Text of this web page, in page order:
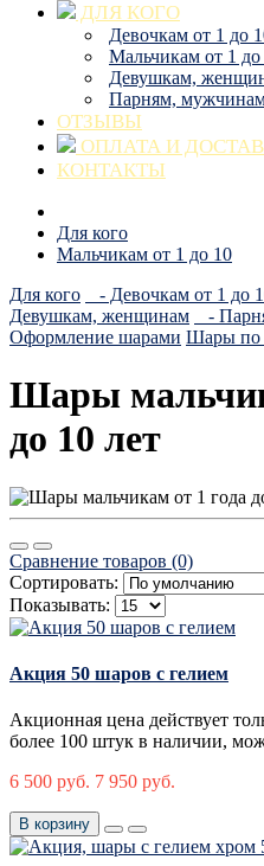
ДЛЯ КОГО
Девочкам от 1 до
Мальчикам от 1 до
Девушкам,
Парням,
ОТЗЫВЫ
ОПЛАТА И
КОНТАКТЫ
Для кого
Мальчикам от 1 до 10
Для кого
- Девочкам от 1 до
Девушкам, женщинам
-
Оформление шарами Шары по
Шары
до 10 лет
Сравнение товаров (0)
Сортировать:
Показывать:
Акция 50 шаров с гелием
Акционная цена действует
более 100 штук в наличии,
6 500 руб. 7 950 руб.
В корзину